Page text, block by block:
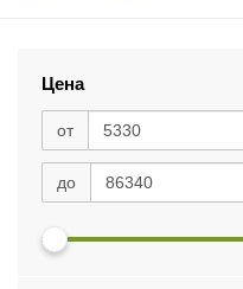
Цена
от
до